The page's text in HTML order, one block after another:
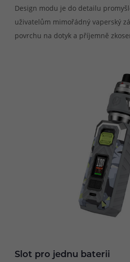
Design modu je do detailu
uživatelům mimořádný vaperský
povrchu na dotyk a příjemně
Slot pro jednu baterii